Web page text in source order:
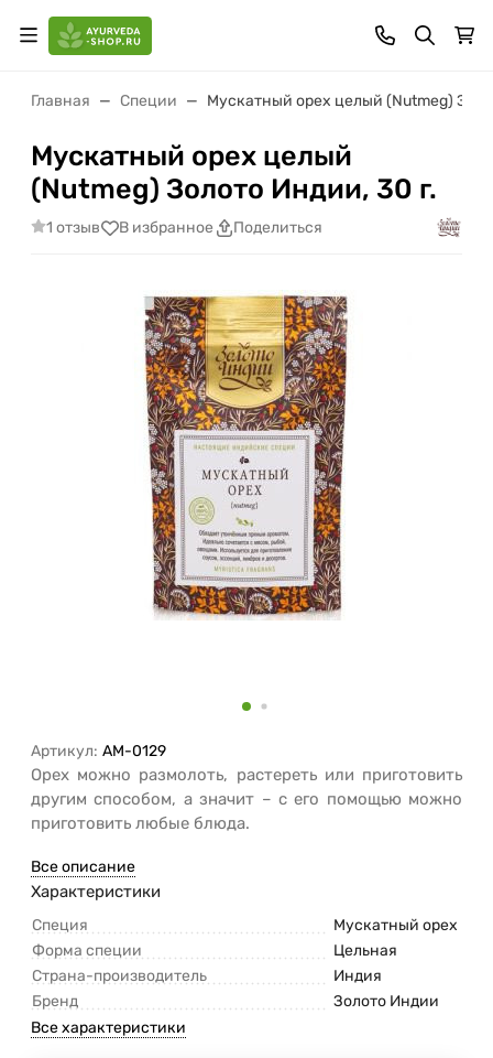
Главная Специи Мускатный орех целый (Nutmeg)
Мускатный орех целый
(Nutmeg) Золото Индии, 30 г.
1 отзыв В избранное Поделиться
Артикул: AM-0129
Орех можно размолоть, растереть или приготовить
другим способом, а значит – с его помощью можно
приготовить любые блюда.
Все описание
Характеристики
Специя
Мускатный орех
Форма специи
Цельная
Страна-производитель
Индия
Бренд
Золото Индии
Все характеристики